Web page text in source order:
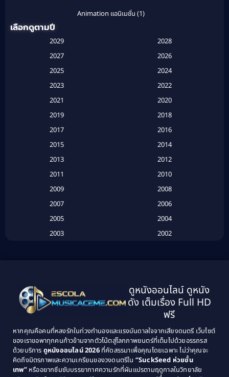
Animation แอนิเมชั่น (1)
Based on a True Story สร้างจากเรื่องจริง(2)
Based on a True Story เรื่องจริง (20)
(134)
Classic หนังคลาสสิก(21)
Classic หนังคลาสสิก(25)
Comedy ตลก(46)
Comedy ตลก(515)
เลือกดูตามปี
2029
2028
2027
2026
2025
2024
2023
2022
2021
2020
2019
2018
2017
2016
2015
2014
2013
2012
2011
2010
2009
2008
2007
2006
2005
2004
2003
2002
1995
1994
1993
1992
1989
1988
1987
1986
1985
1984
ดูหนังออนไลน์ ดูหนัง
ดัง เต็มเรื่อง Full HD
ฟรี
หากคุณคือคนที่หลงรักในท่วงทำนองและแรงบันดาลใจจากเสียงดนตรี เว็บไซต์
ของเราขอพาทุกคนก้าวข้ามจากตัวโน้ตสู่โลกภาพยนตร์ที่เต็มไปด้วยอรรถรส
ด้วยบริการ ดูหนังออนไลน์ 2026ที่คัดสรรมาเพื่อคุณโดยเฉพาะ ไม่ว่าคุณจะ
คิดถึงมิตรภาพและความเกรียนของวงดนตรีใน “SuckSeed ห่วยขั้น
เทพ”หรืออยากซึมซับบรรยากาศความรักที่ผันแปรตามฤดูกาลในวิทยาลัย